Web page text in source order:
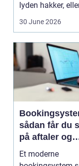
lyden hakker,
batteriet løber ...
30 June 2026
sådan får du
på aftaler og
arbejdsgange
Et moderne